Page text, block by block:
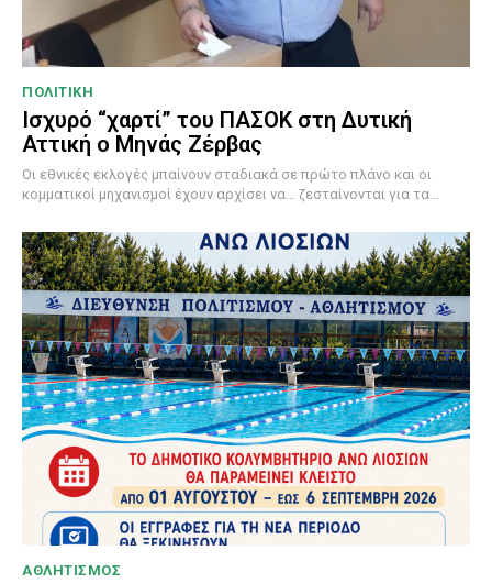
ΠΟΛΙΤΙΚΗ
Ισχυρό “χαρτί” του ΠΑΣΟΚ στη Δυτική
Αττική ο Μηνάς Ζέρβας
Οι εθνικές εκλογές μπαίνουν σταδιακά σε πρώτο πλάνο και οι
κομματικοί μηχανισμοί έχουν αρχίσει να… ζεσταίνονται για τα...
ΑΘΛΗΤΙΣΜΟΣ